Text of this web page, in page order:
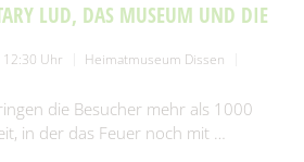
LUD, DAS MUSEUM UND DIE
12:30 Uhr
Heimatmuseum Dissen
die Besucher mehr als 1000
in der das Feuer noch mit …